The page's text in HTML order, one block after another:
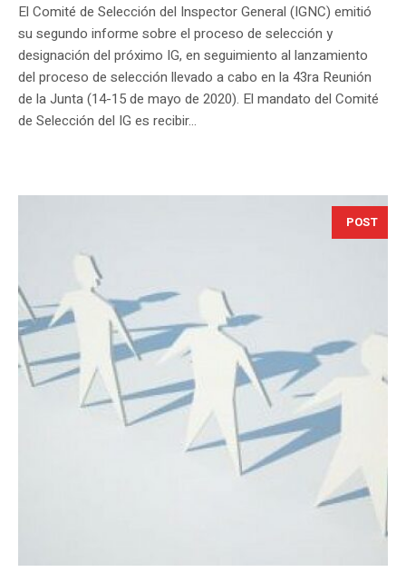
El Comité de Selección del Inspector General (IGNC) emitió
su segundo informe sobre el proceso de selección y
designación del próximo IG, en seguimiento al lanzamiento
del proceso de selección llevado a cabo en la 43ra Reunión
de la Junta (14-15 de mayo de 2020). El mandato del Comité
de Selección del IG es recibir...
POST